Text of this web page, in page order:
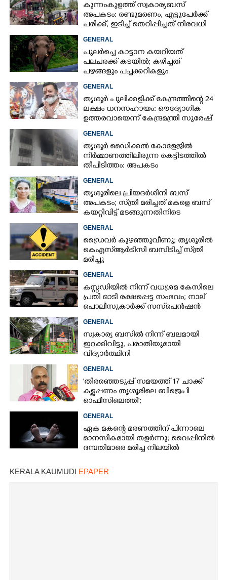
കുന്നംകുളത്ത് സ്വകാര്യബസ്
അപകടം: രണ്ടുമരണം, എട്ടുപേർക്ക്
പരിക്ക്, ഇടിച്ച് തെറിപ്പിച്ചത് നിരവധി
GENERAL
പുലർച്ചെ കാട്ടാന കയറിയത്
പലചരക്ക് കടയിൽ; കഴിച്ചത്
പഴങ്ങളും പച്ചക്കറികളും
GENERAL
തൃശൂർ പുലിക്കളിക്ക് കേന്ദ്രത്തിന്റെ 24
ലക്ഷം ധനസഹായം: ഔദ്യോഗിക
ഉത്തരവായെന്ന് കേന്ദ്രമന്ത്രി സുരേഷ്
GENERAL
തൃശൂർ മെഡിക്കൽ കോളേജിൽ
നിർമ്മാണത്തിലിരുന്ന കെട്ടിടത്തിൽ
തീപിടിത്തം: അപകടം
GENERAL
തൃശൂരിലെ പ്രിയദർശിനി ബസ്
അപകടം; സ്‌ത്രീ മരിച്ചത് മകളെ ബസ്
കയറ്റിവിട്ട് മടങ്ങുന്നതിനിടെ
GENERAL
ഡ്രൈവർ കുഴഞ്ഞുവീണു; തൃശൂരിൽ
കെഎസ്‌ആർടിസി ബസിടിച്ച് സ്‌ത്രീ
മരിച്ചു
GENERAL
കസ്റ്റഡിയിൽ നിന്ന് വധശ്രമ കേസിലെ
പ്രതി ഓടി രക്ഷപ്പെട്ട സംഭവം; നാല്
പൊലീസുകാർക്ക് സസ്‌പെൻഷൻ
GENERAL
സ്വകാര്യ ബസിൽ നിന്ന് ബലമായി
ഇറക്കിവിട്ടു, പരാതിയുമായി
വിദ്യാർത്ഥിനി
GENERAL
'തിരഞ്ഞെടുപ്പ് സമയത്ത് 17 ചാക്ക്
കള്ളപ്പണം തൃശൂരിലെ ബിജെപി
ഓഫീസിലെത്തി';
സെക്രട്ടറി
GENERAL
ഏക മകന്റെ മരണത്തിന് പിന്നാലെ
മാനസികമായി തളർന്നു; വൈപ്പിനിൽ
ദമ്പതിമാരെ മരിച്ച നിലയിൽ
KERALA KAUMUDI EPAPER